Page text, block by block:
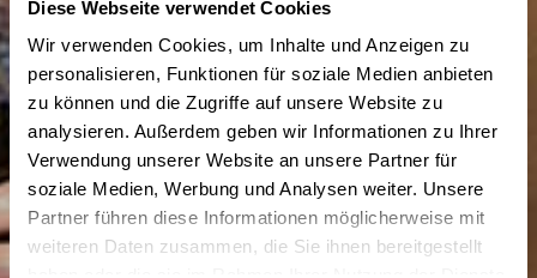
Diese Webseite verwendet Cookies
Wir verwenden Cookies, um Inhalte und Anzeigen zu
personalisieren, Funktionen für soziale Medien anbieten
zu können und die Zugriffe auf unsere Website zu
analysieren. Außerdem geben wir Informationen zu Ihrer
Verwendung unserer Website an unsere Partner für
soziale Medien, Werbung und Analysen weiter. Unsere
Partner führen diese Informationen möglicherweise mit
weiteren Daten zusammen, die Sie ihnen bereitgestellt